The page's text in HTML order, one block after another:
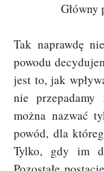
Główny
Tak naprawdę
powodu
jest to, jak
nie przepadamy
można nazwać
powód, dla
Tylko, gdy im